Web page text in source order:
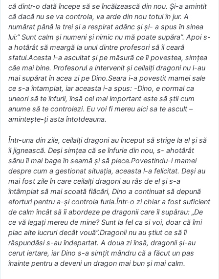
că dintr-o dată începe să se încălzească din nou. Și-a amintit
că dacă nu se va controla, va arde din nou totul în jur. A
numărat până la trei şi a respirat adânc şi şi- a spus în sinea
lui:” Sunt calm şi numeni şi nimic nu mă poate supăra”. Apoi s-
a hotărât să meargă la unul dintre profesori să îi ceară
sfatul.Acesta l-a ascultat și pe măsură ce îi povestea, simțea
căe mai bine. Profesorul a intervenit și ceilalți dragoni nu l-au
mai supărat în acea zi pe Dino.Seara i-a povestit mamei sale
ce s-a întamplat, iar aceasta i-a spus: -Dino, e normal ca
uneori să te înfurii, însă cel mai important este să știi cum
anume să te controlezi. Eu voi fi mereu aici sa te ascult –
amintește-ți asta întotdeauna.
Într-una din zile, ceilalți dragoni au început să strige la el și să
îl jignească. Deși simțea că se înfurie din nou, s- ahotărât
sănu îi mai bage în seamă și să plece.Povestindu-i mamei
despre cum a gestionat situația, aceasta l-a felicitat. Deși au
mai fost zile în care ceilalți dragoni au râs de el și s-a
întâmplat să mai scoată flăcări, Dino a continuat să depună
eforturi pentru a-și controla furia.Într-o zi chiar a fost suficient
de calm încât să îi abordeze pe dragonii care îl supărau: „De
ce vă legați mereu de mine? Sunt la fel ca si voi, doar că îmi
plac alte lucruri decât vouă”.Dragonii nu au știut ce să îi
răspundăsi s-au îndepartat. A doua zi însă, dragonii și-au
cerut iertare, iar Dino s-a simțit mândru că a făcut un pas
înainte pentru a deveni un dragon mai bun și mai calm.